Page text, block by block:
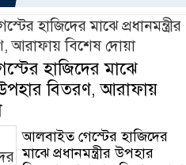
হাজিদের মাঝে
উপহার বিতরণ, আরাফায়
আলবাইত গেস্টের হাজিদের
মাঝে প্রধানমন্ত্রীর উপহার